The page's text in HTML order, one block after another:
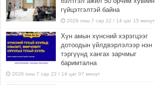
гүйцэтгэлтэй байна
2026 оны 7 сар 22 / 14 цаг 15 минут
Хүн амын хүнсний хэрэгцээг
дотоодын үйлдвэрлэлээр нэн
тэргүүнд хангах зарчмыг
баримтална
2026 оны 7 сар 22 / 14 цаг 07 минут